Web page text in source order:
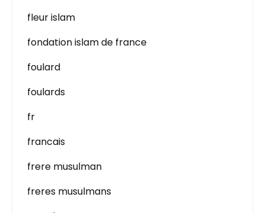
fleur islam
fondation islam de france
foulard
foulards
fr
francais
frere musulman
freres musulmans